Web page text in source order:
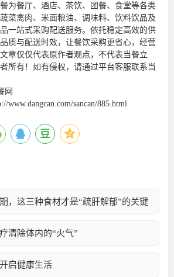
为餐厅、酒店、茶饮、团餐、食堂等各类
菜禽肉、米面粮油、调味料、饮料饮品及
一站式采购配送服务。依托稳定高效的供
质与配送时效，让餐饮采购更省心，经营
章仅仅代表原作者观点，不代表当餐立
所有！如有侵权，请通过平台客服联系当
网
www.dangcan.com/sancan/885.html
，这三种食材才是“疏肝解郁”的关键
清除体内的“火气”
启健康生活